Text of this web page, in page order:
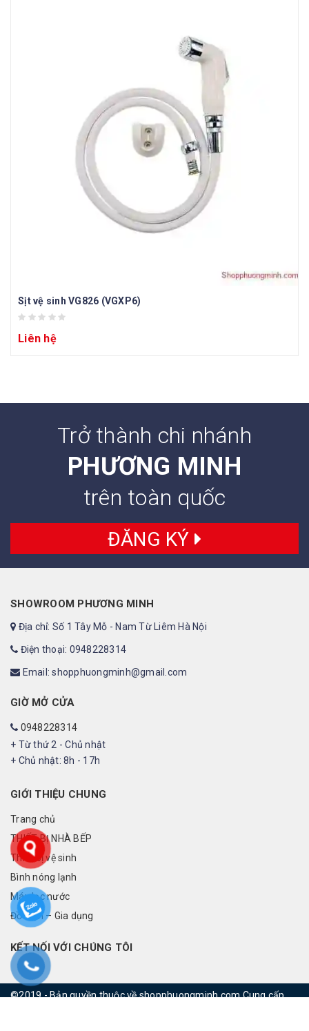
Sịt vệ sinh VG826 (VGXP6)
Liên hệ
Trở thành chi nhánh
PHƯƠNG MINH
trên toàn quốc
ĐĂNG KÝ
SHOWROOM PHƯƠNG MINH
Địa chỉ: Số 1 Tây Mỗ - Nam Từ Liêm Hà Nội
Điện thoại: 0948228314
Email: shopphuongminh@gmail.com
GIỜ MỞ CỬA
0948228314
+ Từ thứ 2 - Chủ nhật
+ Chủ nhật: 8h - 17h
GIỚI THIỆU CHUNG
Trang chủ
THIẾT BỊ NHÀ BẾP
Thiết bị vệ sinh
Bình nóng lạnh
Máy lọc nước
Đồ điện – Gia dụng
KẾT NỐI VỚI CHÚNG TÔI
©2019 - Bản quyền thuộc về shopphuongminh.comCung cấp